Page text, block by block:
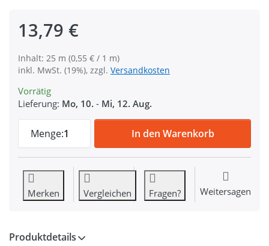
13,79 €
Inhalt: 25 m (0,55 € / 1 m)
inkl. MwSt. (19%), zzgl. Versandkosten
Vorrätig
Lieferung: Mo, 10. - Mi, 12. Aug.
Menge:1
25m selbstklebendes Hakenband, 20mm
In den Warenkorb
Merken Vergleichen Fragen? Weitersagen
Produktdetails